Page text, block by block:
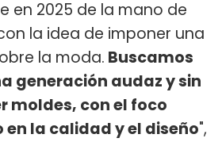
en 2025 de la mano de
la idea de imponer una
la moda. Buscamos
generación audaz y sin
moldes, con el foco
en la calidad y el diseño",